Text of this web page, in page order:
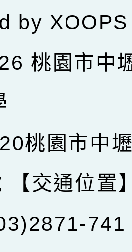
by XOOPS
桃園市中
桃園市中
【交通位置
741